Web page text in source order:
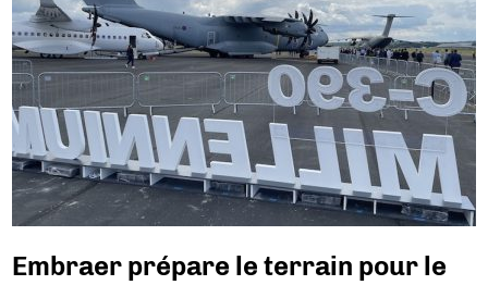
Embraer prépare le terrain pour le